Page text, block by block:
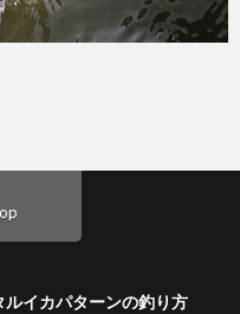
ルイカパターンの釣り方